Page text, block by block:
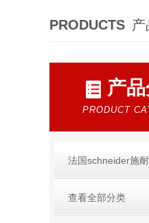
PRODUCTS 产
产
PRODUCT
法国schneider施
查看全部分类